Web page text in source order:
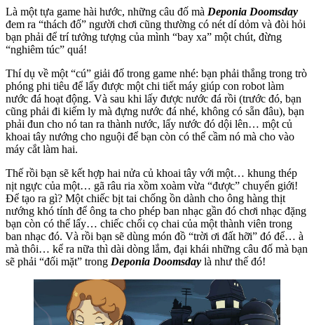
Là một tựa game hài hước, những câu đố mà Deponia Doomsday
đem ra “thách đố” người chơi cũng thường có nét dí dỏm và đòi hỏi
bạn phải để trí tưởng tượng của mình “bay xa” một chút, đừng
“nghiêm túc” quá!
Thí dụ về một “cú” giải đố trong game nhé: bạn phải thắng trong trò
phóng phi tiêu để lấy được một chi tiết máy giúp con robot làm
nước đá hoạt động. Và sau khi lấy được nước đá rồi (trước đó, bạn
cũng phải đi kiếm ly mà đựng nước đá nhé, không có sẵn đâu), bạn
phải đun cho nó tan ra thành nước, lấy nước đó dội lên… một củ
khoai tây nướng cho nguội để bạn còn có thể cầm nó mà cho vào
máy cắt làm hai.
Thế rồi bạn sẽ kết hợp hai nửa củ khoai tây với một… khung thép
nịt ngực của một… gã râu ria xồm xoàm vừa “được” chuyển giới!
Để tạo ra gì? Một chiếc bịt tai chống ồn dành cho ông hàng thịt
nướng khó tính để ông ta cho phép ban nhạc gần đó chơi nhạc đặng
bạn còn có thể lấy… chiếc chổi cọ chai của một thành viên trong
ban nhạc đó. Và rồi bạn sẽ dùng món đồ “trời ơi đất hỡi” đó để… à
mà thôi… kể ra nữa thì dài dòng lắm, đại khái những câu đố mà bạn
sẽ phải “đối mặt” trong Deponia Doomsday là như thế đó!